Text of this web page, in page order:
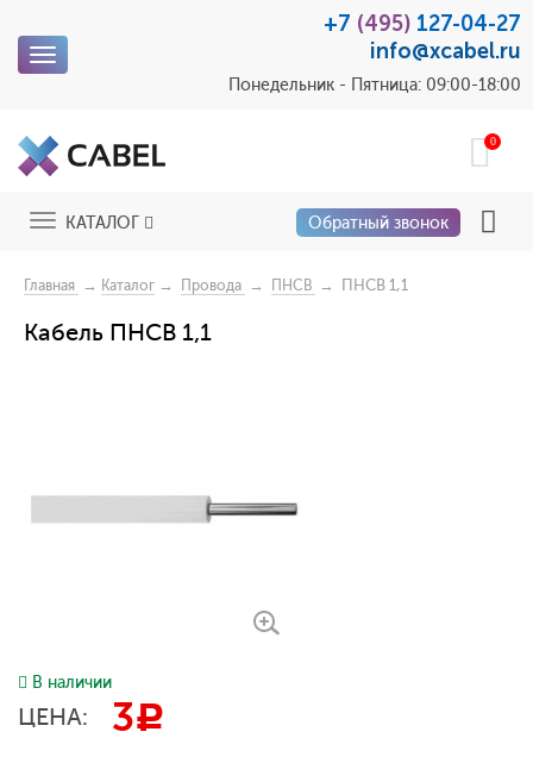
Toggle
+7 (495) 127-04-27
info@xcabel.ru
Понедельник - Пятница: 09:00-18:00
0
ToggleКАТАЛОГ Обратный звонок
Главная → Каталог → Провода → ПНСВ → ПНСВ 1,1
Кабель ПНСВ 1,1
В наличии
ЦЕНА: 3c